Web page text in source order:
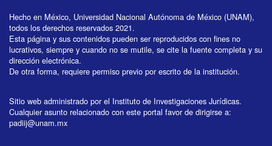
Hecho en México, Universidad Nacional Autónoma de México (UNAM),
todos los derechos reservados 2021.
Esta página y sus contenidos pueden ser reproducidos con fines no
lucrativos, siempre y cuando no se mutile, se cite la fuente completa y su
dirección electrónica.
De otra forma, requiere permiso previo por escrito de la institución.
Sitio web administrado por el Instituto de Investigaciones Jurídicas.
Cualquier asunto relacionado con este portal favor de dirigirse a:
padiij@unam.mx